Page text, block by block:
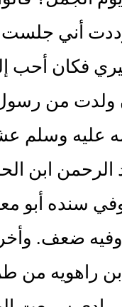
أني جلست
فكان أحب
ولدت من
عليه وسلم
الرحمن ابن
سنده أبو
ضعف.
راهويه من